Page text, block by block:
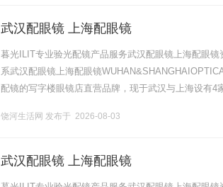
武汉配眼镜 上海配眼镜
暮光ILIT专业验光配镜产品服务武汉配眼镜上海配眼
系武汉配眼镜上海配眼镜
配镜的写字楼眼镜店直营品牌，现于武汉与上海设有
饶河生活网 发布于 2026-08-03
武汉配眼镜 上海配眼镜